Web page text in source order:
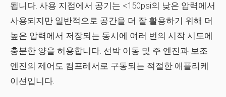
됩니다. 사용 지점에서 공기는 <150psi의 낮은 압력에서
사용되지만 일반적으로 공간을 더 잘 활용하기 위해 더
높은 압력에서 저장되는 동시에 여러 번의 시작 시도에
충분한 양을 허용합니다. 선박 이동 및 주 엔진과 보조
엔진의 제어도 컴프레서로 구동되는 적절한 애플리케
이션입니다.